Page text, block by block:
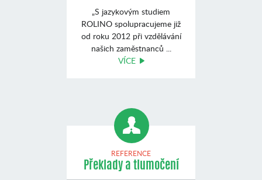
„S jazykovým studiem
ROLINO spolupracujeme již
od roku 2012 při vzdělávání
našich zaměstnanců ...
VÍCE
REFERENCE
Překlady a tlumočení